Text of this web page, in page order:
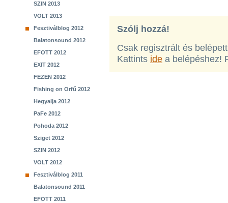
SZIN 2013
VOLT 2013
Fesztiválblog 2012
Balatonsound 2012
EFOTT 2012
EXIT 2012
FEZEN 2012
Fishing on Orfű 2012
Hegyalja 2012
PaFe 2012
Pohoda 2012
Sziget 2012
SZIN 2012
VOLT 2012
Fesztiválblog 2011
Balatonsound 2011
EFOTT 2011
Szólj hozzá!
Csak regisztrált és
Kattints ide a belépéshez!